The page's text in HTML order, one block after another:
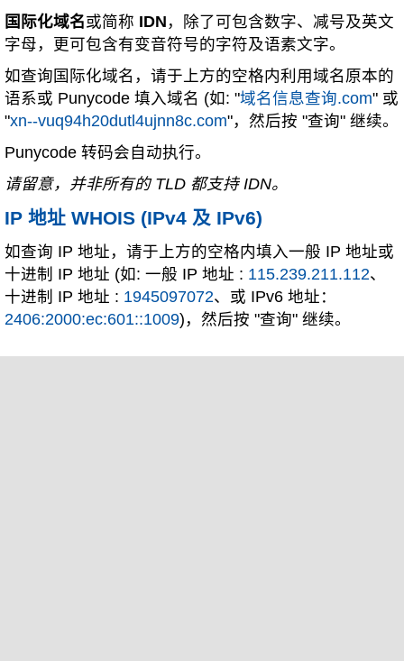
国际化域名或简称 IDN ，除了可包含数字、减号及英文
字母，更可包含有变音符号的字符及语素文字。
如查询国际化域名，请于上方的空格内利用域名原本的
语系或 Punycode 填入域名 (如: "域名信息查询.com" 或
"xn--vuq94h20dutl4ujnn8c.com"，然后按 "查询" 继续。
Punycode 转码会自动执行。
请留意，并非所有的 TLD 都支持 IDN。
IP 地址 WHOIS (IPv4 及 IPv6)
如查询 IP 地址，请于上方的空格内填入一般 IP 地址或
十进制 IP 地址 (如: 一般 IP 地址 : 115.239.211.112、
十进制 IP 地址 : 1945097072、或 IPv6 地址：
2406:2000:ec:601::1009)，然后按 "查询" 继续。